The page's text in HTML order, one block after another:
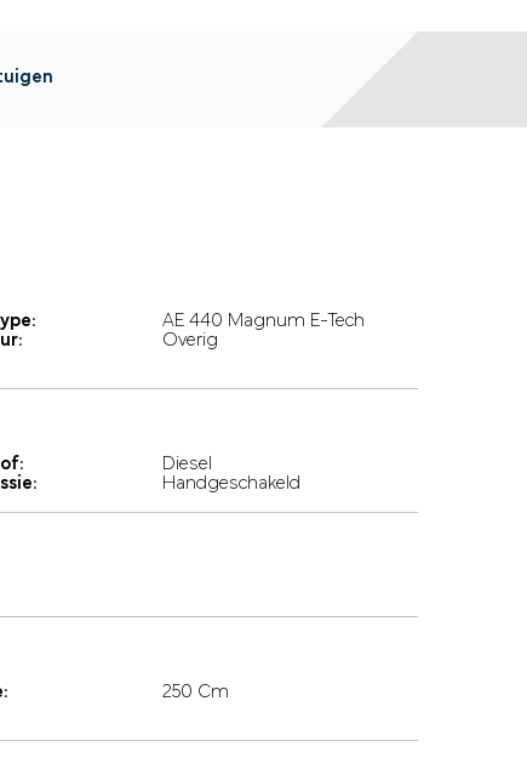
AE 440 Magnum E-Tech
Overig
Diesel
Handgeschakeld
250 Cm